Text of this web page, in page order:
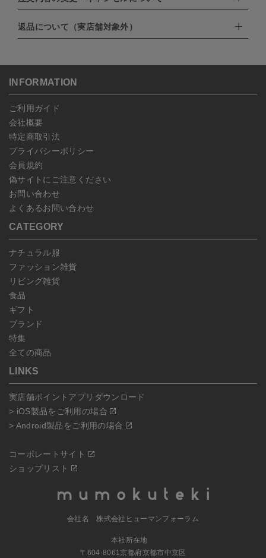
・PayPay
・NP後払い
北海道：1,400円
沖縄：1,400円
ご注文日当日から翌日のAM9:00までにご連絡頂いた場合はキャン
セルは可能です。
ンセルしていただいた後、ご希望の商品のみ再度ご注文お願いしま
予約商品など一部キャンセルが出来ない場合がございます。あらか
じめご了承ください。
返品について（実店舗対象外）
こちらよりご依頼ください。
INFORMATION
ご利用ガイド
会社概要
特定商取引法
プライバシーポリシー
会員規約
偽サイトにご注意ください
お問い合わせ
よくあるお問い合わせ
CATEGORY
ナチュラル服
ファッション雑貨
リビング雑貨
食品
ギフト
ブランド
特集
全ての商品
LINKS
実店舗ポイントアプリダウンロード
> iOS製品をご利用の場合
> Android製品をご利用の場合
コーポレートサイト
ショップリスト
会社名 株式会社ヒューマンフォーラム
本社所在地
〒604-8061京都府京都市中京区